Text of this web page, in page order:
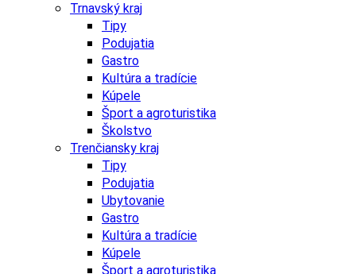
Trnavský kraj
Tipy
Podujatia
Gastro
Kultúra a tradície
Kúpele
Šport a agroturistika
Školstvo
Trenčiansky kraj
Tipy
Podujatia
Ubytovanie
Gastro
Kultúra a tradície
Kúpele
Šport a agroturistika